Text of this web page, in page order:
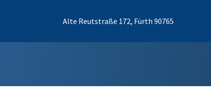
Alte Reutstraße 172, Fürth 90765